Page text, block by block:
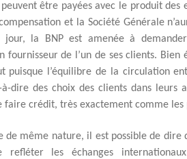
être payées avec le produit des
et la Société Générale
la BNP est amenée à
fournisseur de l’un de ses clients.
puisque l’équilibre de la circulation
à-dire des choix des clients dans leurs
faire crédit, très exactement comme les
de même nature, il est possible de dire
refléter les échanges